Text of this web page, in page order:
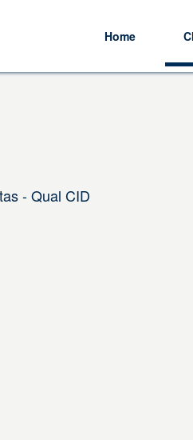
Home
- Qual CID